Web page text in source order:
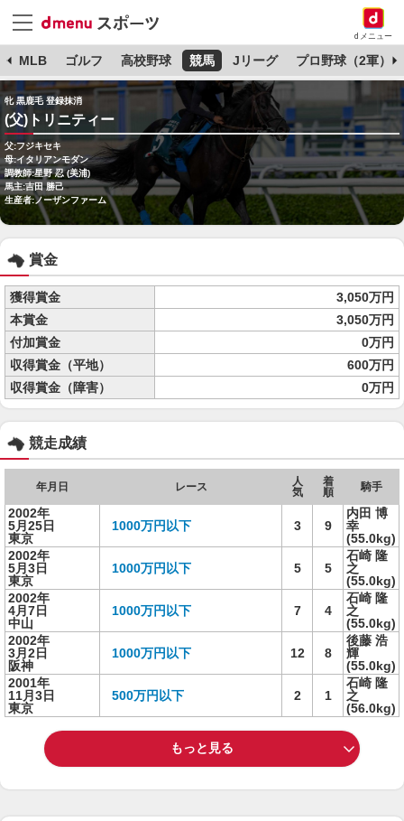
dメニュー
MLB ゴルフ 高校野球 競馬 Jリーグ プロ野球（2軍）
牝 黒鹿毛 登録抹消
(父)トリニティー
父:フジキセキ
母:イタリアンモダン
調教師:星野 忍 (美浦)
馬主:吉田 勝己
生産者:ノーザンファーム
賞金
獲得賞金
3,050万円
本賞金
3,050万円
付加賞金
0万円
収得賞金（平地）
600万円
収得賞金（障害）
0万円
競走成績
年月日 レース
人
気
着
順
騎手
2002年
5月25日
東京
1000万円以下 3 9
内田 博
幸
(55.0kg)
2002年
5月3日
東京
1000万円以下 5 5
石崎 隆
之
(55.0kg)
2002年
4月7日
中山
1000万円以下 7 4
石崎 隆
之
(55.0kg)
2002年
3月2日
阪神
1000万円以下 12 8
後藤 浩
輝
(55.0kg)
2001年
11月3日
東京
500万円以下 2 1
石崎 隆
之
(56.0kg)
もっと見る